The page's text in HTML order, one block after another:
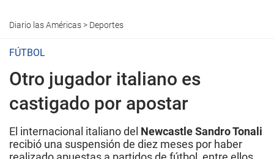
Diario las Américas> Deportes
FÚTBOL
Otro jugador italiano es
castigado por apostar
El internacional italiano del Newcastle Sandro Tonali
recibió una suspensión de diez meses por haber